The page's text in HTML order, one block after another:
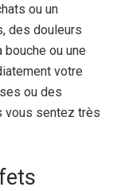
ou un
des douleurs
ou une
votre
ou des
vous sentez très